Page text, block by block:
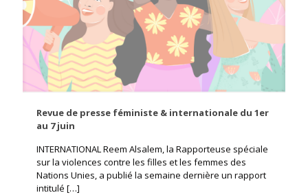
Revue de presse féministe & internationale du 1er
au 7 juin
INTERNATIONAL Reem Alsalem, la Rapporteuse spéciale
sur la violences contre les filles et les femmes des
Nations Unies, a publié la semaine dernière un rapport
intitulé […]